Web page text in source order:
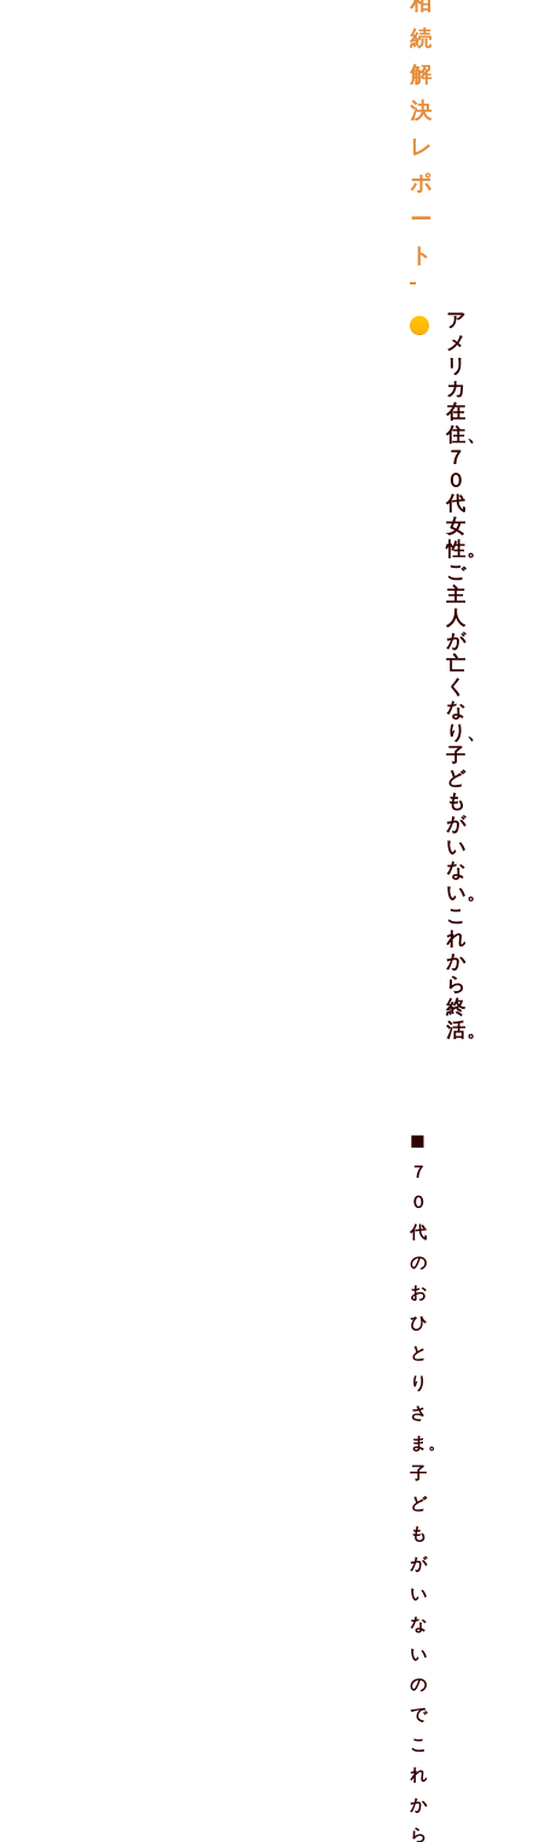
続
解
決
レ
ポ
ー
ト
ア
メ
リ
カ
在
住、
７
０
代
女
性。
ご
主
人
が
亡
く
な
り、
子
ど
も
が
い
な
い。
こ
れ
か
ら
終
活。
■
７
０
代
の
お
ひ
と
り
さ
ま。
子
ど
も
が
い
な
い
の
で
こ
れ
か
ら